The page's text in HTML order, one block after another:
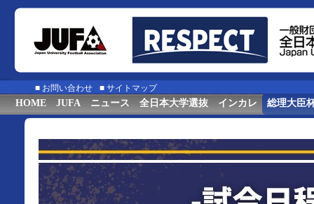
■ お問い合わせ ■ サイトマップ
HOME JUFA ニュース 全日本大学選抜 インカレ 総理大臣